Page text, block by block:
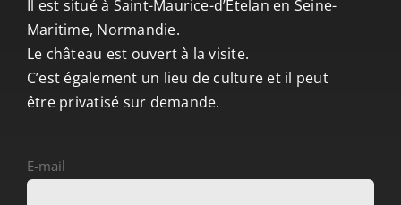
Il est situé à Saint-Maurice-d’Ételan en Seine-
Maritime, Normandie.
Le château est ouvert à la visite.
C’est également un lieu de culture et il peut
être privatisé sur demande.
E-mail